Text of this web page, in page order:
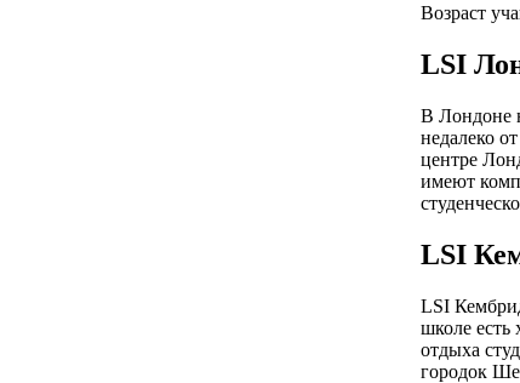
Возраст
LSI
В Лондоне
недалеко
центре
имеют
LSI
LSI
школе есть
отдыха
городок